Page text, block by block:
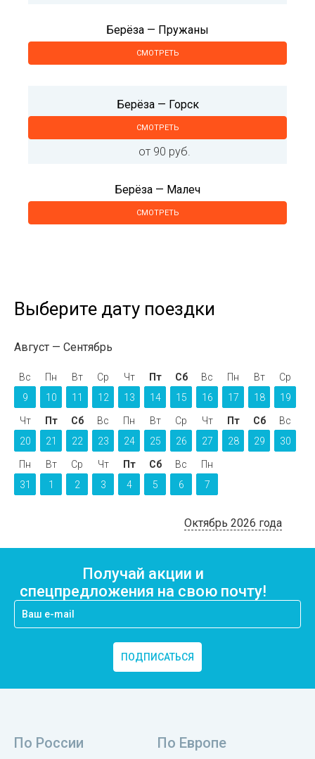
Берёза — Пружаны
СМОТРЕТЬ
Берёза — Горск
СМОТРЕТЬ
от 90 руб.
Берёза — Малеч
СМОТРЕТЬ
Выберите дату поездки
Август Сентябрь
Вс
9
Пн
10
Вт
11
Ср
12
Чт
13
Пт
14
Сб
15
Вс
16
Пн
17
Вт
18
Ср
19
Чт
20
Пт
21
Сб
22
Вс
23
Пн
24
Вт
25
Ср
26
Чт
27
Пт
28
Сб
29
Вс
30
Пн
31
Вт
1
Ср
2
Чт
3
Пт
4
Сб
5
Вс
6
Пн
7
Октябрь 2026 года
Получай акции и
спецпредложения на свою почту!
ПОДПИСАТЬСЯ
По России По Европе